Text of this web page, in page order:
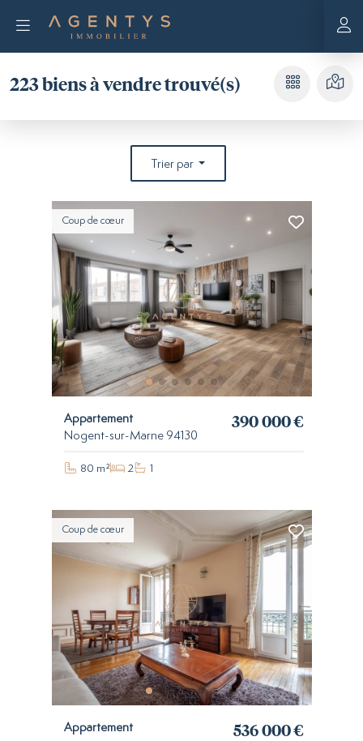
223biens à vendre trouvé(s)
Trier par
Coup de cœur
Appartement
Nogent-sur-Marne 94130
390 000 €
80 m² 2 1
Coup de cœur
Appartement 536 000 €